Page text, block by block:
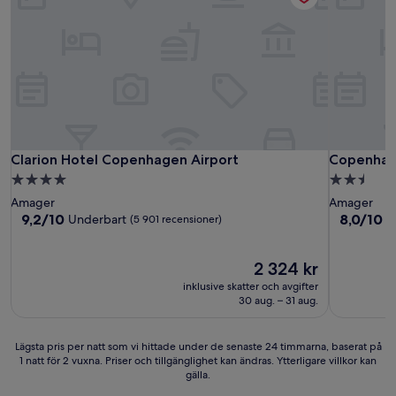
Clarion Hotel Copenhagen Airport
Clarion Hotel Copenhagen Airport
4.0-
stjärnigt
boende
Amager
9.2
9,2/10 Underbart (5 901 recensioner)
Priset
2 324 kr
2 324 kr
inklusive skatter och avgifter
30 aug. – 31 aug.
2.5-
stjärnigt
boende
Amager
8.0
8,0/10
Lägsta
pris
Lägsta pris per natt som vi hittade under de senaste 24 timmarna, baserat på
1 natt för 2 vuxna. Priser och tillgänglighet kan ändras. Ytterligare villkor kan
gälla.